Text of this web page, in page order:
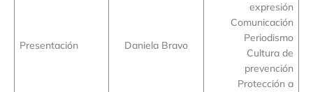
Presentación Daniela Bravo
expresión
Comunicación
Periodismo
Cultura de
prevención
Protección a